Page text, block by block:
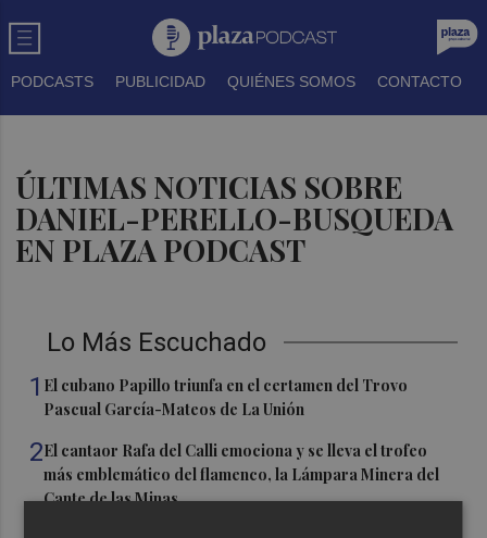
PODCASTS PUBLICIDAD QUIÉNES SOMOS CONTACTO
ÚLTIMAS NOTICIAS SOBRE
DANIEL-PERELLO-BUSQUEDA
EN PLAZA PODCAST
Lo Más Escuchado
1 El cubano Papillo triunfa en el certamen del Trovo
Pascual García-Mateos de La Unión
2El cantaor Rafa del Calli emociona y se lleva el trofeo
más emblemático del flamenco, la Lámpara Minera del
Cante de las Minas